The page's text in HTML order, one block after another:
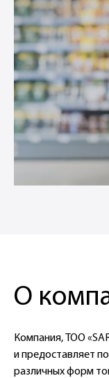
О
Компания, ТОО
и предоставляет
различных форм